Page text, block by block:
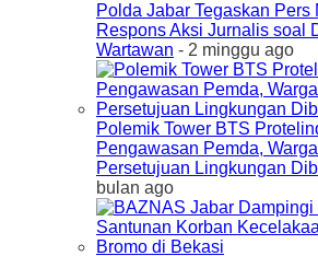
Polda Jabar Tegaskan Pers
Respons Aksi Jurnalis soal
Wartawan - 2 minggu ago
Polemik Tower BTS
Pengawasan Pemda,
Persetujuan Lingkungan
bulan ago